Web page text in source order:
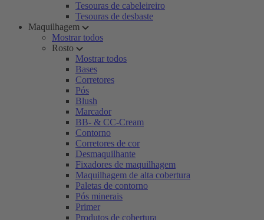
Tesouras de cabeleireiro
Tesouras de desbaste
Maquilhagem
Mostrar todos
Rosto
Mostrar todos
Bases
Corretores
Pós
Blush
Marcador
BB- & CC-Cream
Contorno
Corretores de cor
Desmaquilhante
Fixadores de maquilhagem
Maquilhagem de alta cobertura
Paletas de contorno
Pós minerais
Primer
Produtos de cobertura